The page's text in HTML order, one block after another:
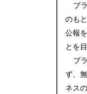
ブ
のも
公報
とを
ブ
ず、
ネス